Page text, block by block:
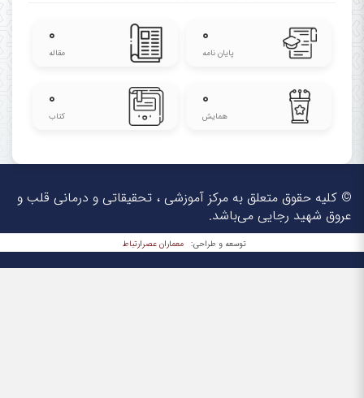
۰
پایان نامه
۰
مقاله
۰
همایش
۰
کتاب
© کلیه حقوق متعلق به مرکز آموزشی ، تحقیقاتی و درمانی قلب و
عروق شهید رجایی می‌باشد.
توسعه و طراحی: معماران عصر‌ارتباط